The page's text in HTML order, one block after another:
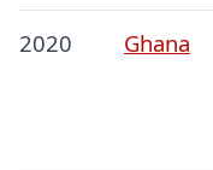
2020 Ghana